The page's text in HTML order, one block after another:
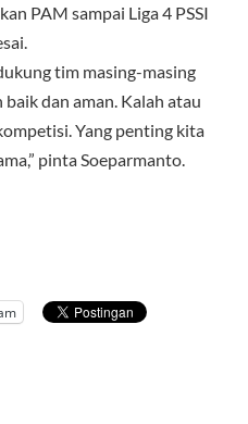
PAM sampai Liga 4 PSSI
tim masing-masing
dan aman. Kalah atau
Yang penting kita
pinta Soeparmanto.